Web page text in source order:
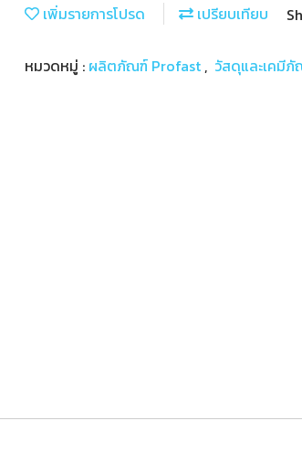
เพิ่มรายการโปรด เปรียบเทียบ
หมวดหมู่ : ผลิตภัณฑ์ Profast , วัสดุและเคมี